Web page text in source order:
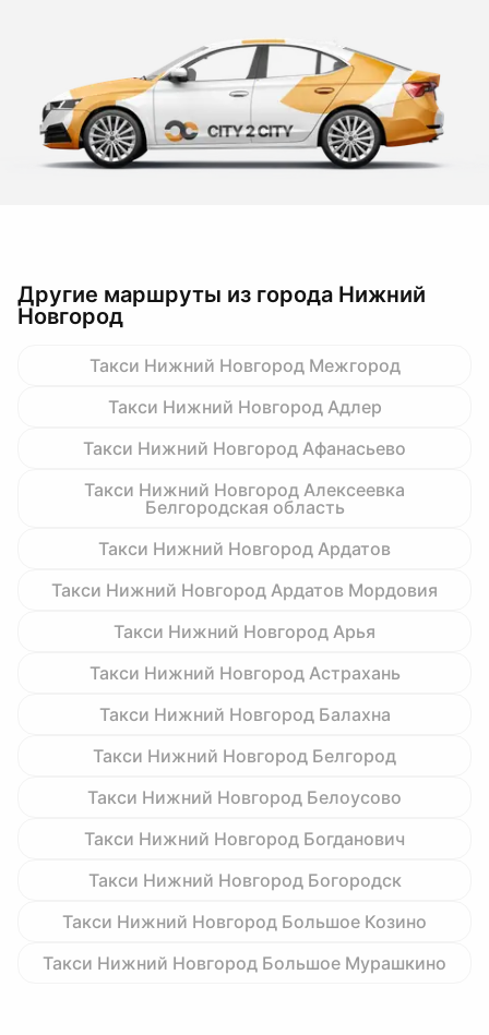
Другие маршруты из города Нижний
Новгород
Такси Нижний Новгород Межгород
Такси Нижний Новгород Адлер
Такси Нижний Новгород Афанасьево
Такси Нижний Новгород Алексеевка
Белгородская область
Такси Нижний Новгород Ардатов
Такси Нижний Новгород Ардатов Мордовия
Такси Нижний Новгород Арья
Такси Нижний Новгород Астрахань
Такси Нижний Новгород Балахна
Такси Нижний Новгород Белгород
Такси Нижний Новгород Белоусово
Такси Нижний Новгород Богданович
Такси Нижний Новгород Богородск
Такси Нижний Новгород Большое Козино
Такси Нижний Новгород Большое Мурашкино